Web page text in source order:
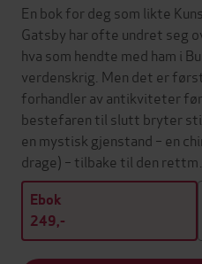
En bok for deg som likte
Gatsby har ofte undret seg
hva som hendte med ham i
verdenskrig. Men det er
forhandler av antikviteter
bestefaren til slutt bryter
en mystisk gjenstand – en
drage) – tilbake til den rettm…
Ebok
249,-